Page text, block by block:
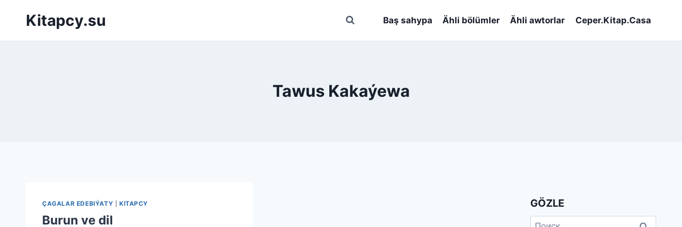
Kitapcy.su Baş sahypa Ähli bölümler Ähli awtorlar Ceper.Kitap.Casa
Tawus Kakaýewa
ÇAGALAR EDEBIÝATY KITAPCY
Burun ve dil
GÖZLE
Найти: